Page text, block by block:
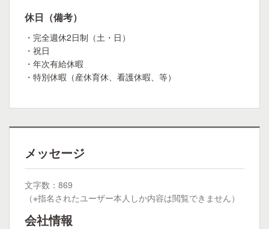
休日（備考）
・完全週休2日制（土・日）
・祝日
・年次有給休暇
・特別休暇（産休育休、看護休暇、等）
メッセージ
文字数：869
（※指名されたユーザー本人しか内容は閲覧できません）
会社情報